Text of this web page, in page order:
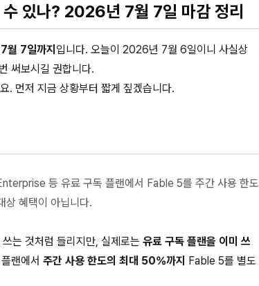
있나? 2026년 7월 7일 마감 정리
7일까지 입니다. 오늘이 2026년 7월 6일이니 사실상
써보시길 권합니다.
. 먼저 지금 상황부터 짧게 짚겠습니다.
등 유료 구독 플랜에서 Fable 5를 주간 사용 한도
상 혜택이 아닙니다.
는 것처럼 들리지만, 실제로는 유료 구독 플랜을 이미 쓰
랜에서 주간 사용 한도의 최대 50%까지
Fable 5를 별도